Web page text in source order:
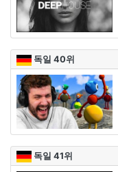
독일 40위
독일 41위